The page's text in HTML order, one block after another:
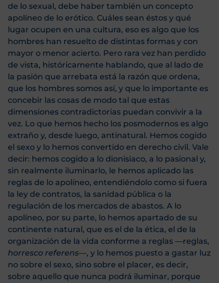
de lo sexual, debe haber también un concepto
apolíneo de lo erótico. Cuáles sean éstos y qué
lugar ocupen en una cultura, eso es algo que los
hombres han resuelto de distintas formas y con
mayor o menor acierto. Pero rara vez han perdido
de vista, históricamente hablando, que al lado de
la pasión que arrebata está la razón que ordena,
que los hombres somos así, y que lo importante es
concebir las cosas de modo tal que estas
dimensiones contradictorias puedan convivir a la
vez. Lo que hemos hecho los posmodernos es algo
extraño y, desde luego, antinatural. Hemos cogido
el sexo y lo hemos convertido en derecho civil. Vale
decir: hemos cogido a lo dionisiaco, a lo pasional y,
sin realmente iluminarlo, le hemos aplicado las
reglas de lo apolíneo, entendiéndolo como si fuera
la ley de contratos, la sanidad pública o la
regulación de los mercados de abastos. A lo
apolíneo, por su parte, lo hemos apartado de su
continente natural, que es el de la ética, el de la
organización de la vida conforme a reglas —reglas,
horresco referens—, y lo hemos puesto a gastar luz
no sobre el sexo, sino sobre el placer, es decir,
sobre aquello que nunca podrá iluminar, porque